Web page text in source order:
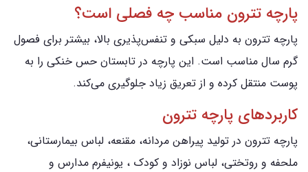
پارچه تترون مناسب چه فصلی است؟
پارچه تترون به دلیل سبکی و تنفس‌پذیری بالا، بیشتر برای فصول
گرم سال مناسب است. این پارچه در تابستان حس خنکی را به
پوست منتقل کرده و از تعریق زیاد جلوگیری می‌کند.
کاربردهای پارچه تترون
پارچه تترون در تولید پیراهن مردانه، مقنعه، لباس بیمارستانی،
ملحفه و روتختی، لباس نوزاد و کودک ، یونیفرم مدارس و